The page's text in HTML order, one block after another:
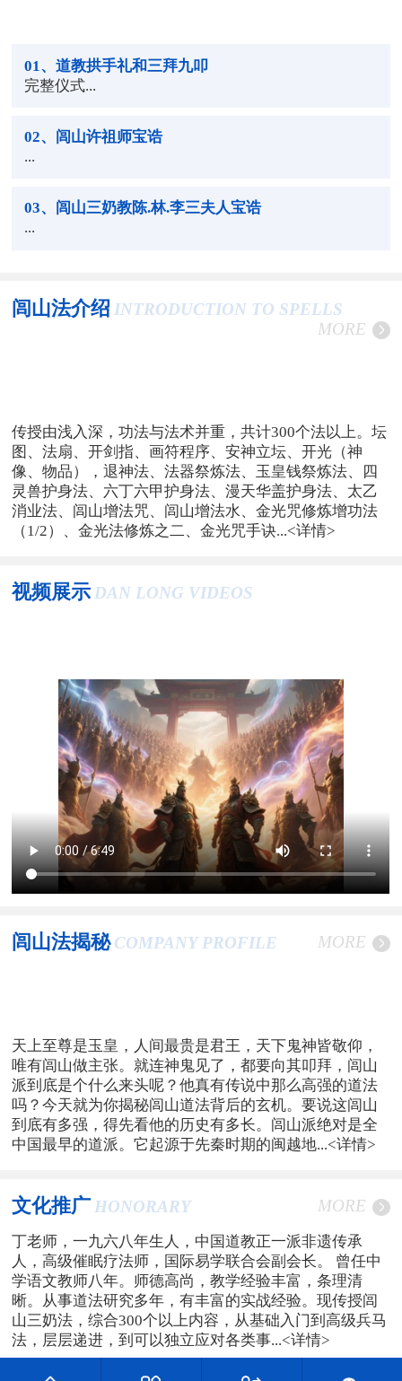
01 、道教拱手礼和三拜九叩
完整仪式...
02、闾山许祖师宝诰
...
03、闾山三奶教陈.林.李三夫人宝诰
...
闾山法介绍 INTRODUCTION TO SPELLS
MORE
传授由浅入深，功法与法术并重，共计300个法以上。坛
图、法扇、开剑指、画符程序、安神立坛、开光（神
像、物品），退神法、法器祭炼法、玉皇钱祭炼法、四
灵兽护身法、六丁六甲护身法、漫天华盖护身法、太乙
消业法、闾山增法咒、闾山增法水、金光咒修炼增功法
（1/2）、金光法修炼之二、金光咒手诀...<详情>
视频展示 DAN LONG VIDEOS
闾山法揭秘 COMPANY PROFILE MORE
天上至尊是玉皇，人间最贵是君王，天下鬼神皆敬仰，
唯有闾山做主张。就连神鬼见了，都要向其叩拜，闾山
派到底是个什么来头呢？他真有传说中那么高强的道法
吗？今天就为你揭秘闾山道法背后的玄机。要说这闾山
到底有多强，得先看他的历史有多长。闾山派绝对是全
中国最早的道派。它起源于先秦时期的闽越地...<详情>
文化推广 HONORARY MORE
丁老师，一九六八年生人，中国道教正一派非遗传承
人，高级催眠疗法师，国际易学联合会副会长。 曾任中
学语文教师八年。师德高尚，教学经验丰富，条理清
晰。从事道法研究多年，有丰富的实战经验。现传授闾
山三奶法，综合300个以上内容，从基础入门到高级兵马
法，层层递进，到可以独立应对各类事...<详情>